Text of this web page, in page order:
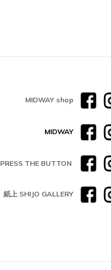
MIDWAY shop
MIDWAY
PRESS THE BUTTON
紙上 SHIJO GALLERY